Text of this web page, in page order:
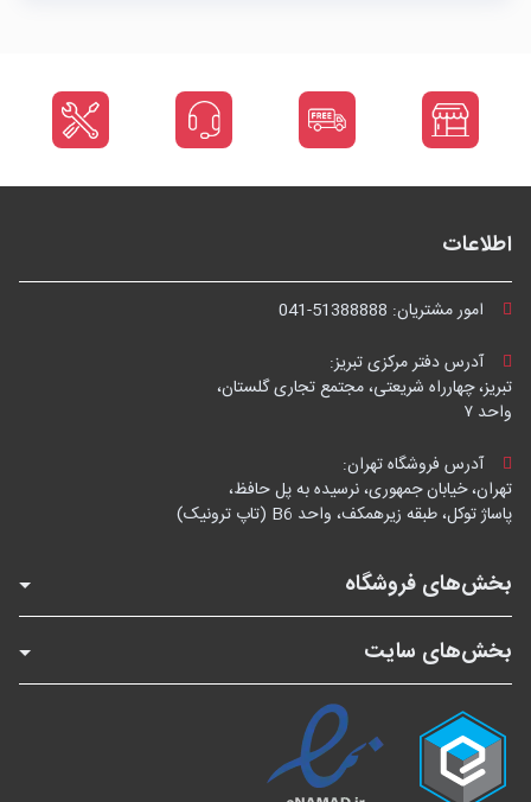
اطلاعات
امور مشتریان: 041-51388888
آدرس دفتر مرکزی تبریز:
تبریز، چهارراه شریعتی، مجتمع تجاری گلستان،
واحد ۷
آدرس فروشگاه تهران:
تهران، خیابان جمهوری، نرسیده به پل حافظ،
پاساژ توکل، طبقه زیرهمکف، واحد B6 (تاپ ترونیک)
بخش‌های فروشگاه
بخش‌های سایت